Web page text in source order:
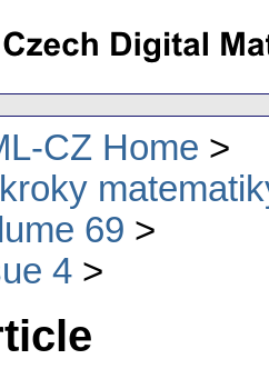
CZ Home
69
4